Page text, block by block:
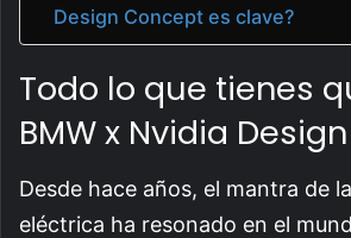
Design Concept es clave?
Todo lo que tienes
BMW x Nvidia
Desde hace años, el mantra de
eléctrica ha resonado en el